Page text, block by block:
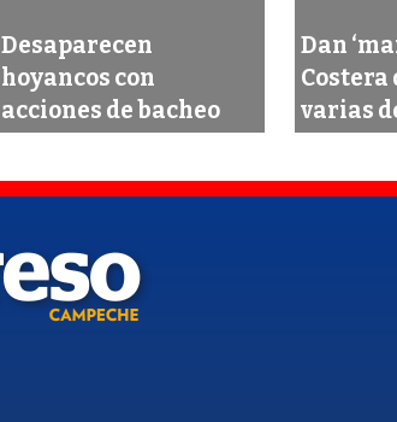
Desaparecen
hoyancos con
acciones de bacheo
Dan
Costera
varias